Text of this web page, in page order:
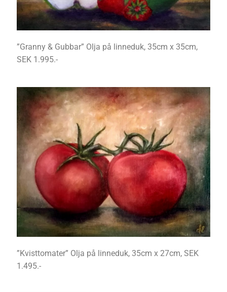
”Granny & Gubbar” Olja på linneduk, 35cm x 35cm,
SEK 1.995.-
”Kvisttomater” Olja på linneduk, 35cm x 27cm, SEK
1.495.-